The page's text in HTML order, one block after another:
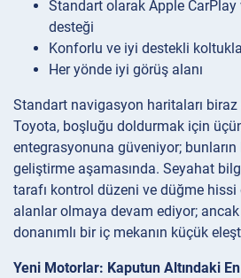
Standart olarak Apple
desteği
Konforlu ve iyi destekli
Her yönde iyi görüş alanı
Standart navigasyon haritaları
Toyota, boşluğu doldurmak için
entegrasyonuna güveniyor; bunların
geliştirme aşamasında. Seyahat
tarafı kontrol düzeni ve düğme hissi
alanlar olmaya devam ediyor;
donanımlı bir iç mekanın küçük
Yeni Motorlar: Kaputun Altındaki